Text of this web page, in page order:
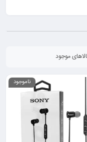
موجود
ناموجود